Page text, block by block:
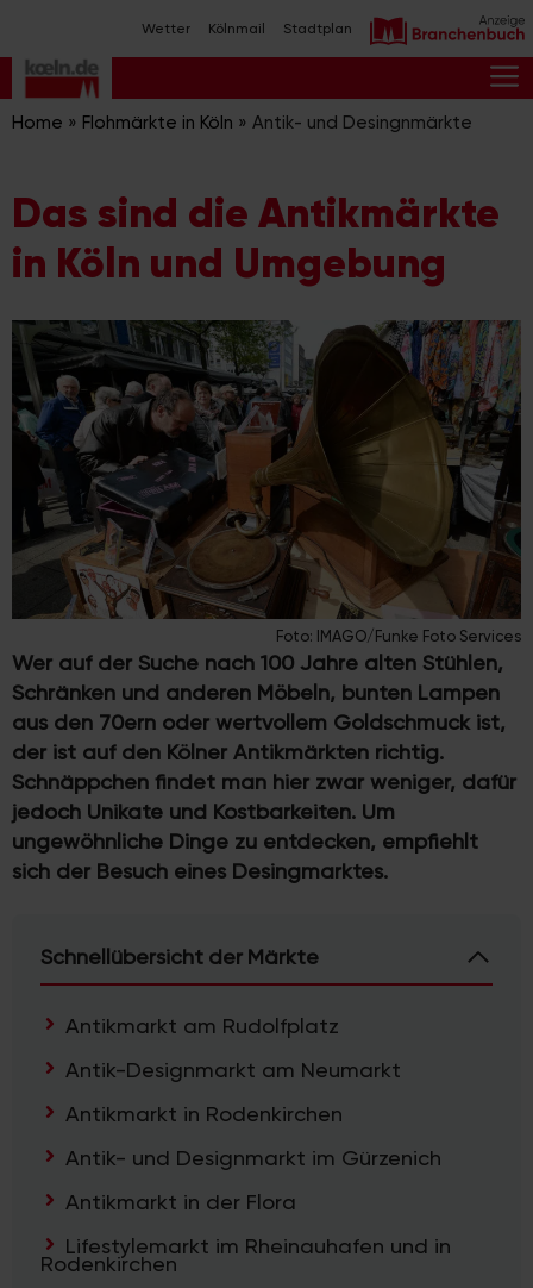
Inhalt
springen
Wetter Kölnmail Stadtplan
Home » Flohmärkte in Köln » Antik- und Desingnmärkte
Das sind die Antikmärkte
in Köln und Umgebung
Foto: IMAGO/Funke Foto Services
Wer auf der Suche nach 100 Jahre alten Stühlen,
Schränken und anderen Möbeln, bunten Lampen
aus den 70ern oder wertvollem Goldschmuck ist,
der ist auf den Kölner Antikmärkten richtig.
Schnäppchen findet man hier zwar weniger, dafür
jedoch Unikate und Kostbarkeiten. Um
ungewöhnliche Dinge zu entdecken, empfiehlt
sich der Besuch eines Desingmarktes.
Schnellübersicht der Märkte
Antikmarkt am Rudolfplatz
Antik-Designmarkt am Neumarkt
Antikmarkt in Rodenkirchen
Antik- und Designmarkt im Gürzenich
Antikmarkt in der Flora
Lifestylemarkt im Rheinauhafen und in
Rodenkirchen